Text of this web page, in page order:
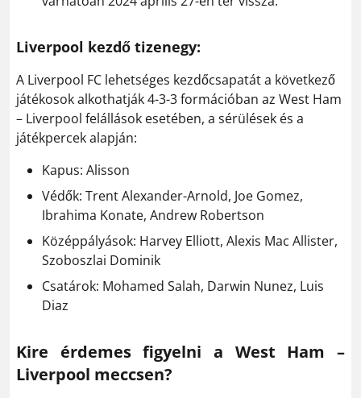
Liverpool kezdő tizenegy:
A Liverpool FC lehetséges kezdőcsapatát a következő
játékosok alkothatják 4-3-3 formációban az West Ham
– Liverpool felállások esetében, a sérülések és a
játékpercek alapján:
Kapus: Alisson
Védők: Trent Alexander-Arnold, Joe Gomez,
Ibrahima Konate, Andrew Robertson
Középpályások: Harvey Elliott, Alexis Mac Allister,
Szoboszlai Dominik
Csatárok: Mohamed Salah, Darwin Nunez, Luis
Diaz
Kire érdemes figyelni a West Ham –
Liverpool meccsen?